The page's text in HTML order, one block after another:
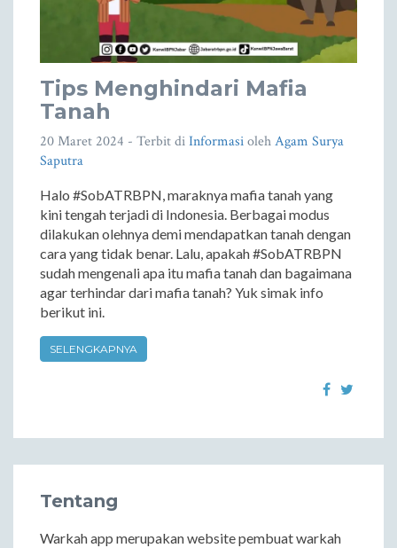
Tips Menghindari Mafia
Tanah
20 Maret 2024 - Terbit diInformasiolehAgam Surya
Saputra
Halo #SobATRBPN, maraknya mafia tanah yang
kini tengah terjadi di Indonesia. Berbagai modus
dilakukan olehnya demi mendapatkan tanah dengan
cara yang tidak benar. Lalu, apakah #SobATRBPN
sudah mengenali apa itu mafia tanah dan bagaimana
agar terhindar dari mafia tanah? Yuk simak info
berikut ini.
SELENGKAPNYA
Tentang
Warkah app merupakan website pembuat warkah